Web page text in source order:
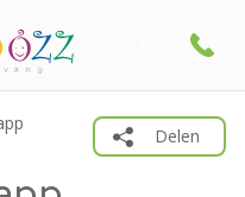
Delen